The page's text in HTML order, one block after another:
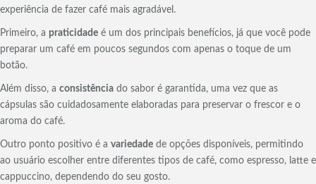
experiência de fazer café mais agradável.
Primeiro, a praticidade é um dos principais benefícios, já que você pode
preparar um café em poucos segundos com apenas o toque de um
botão.
Além disso, a consistência do sabor é garantida, uma vez que as
cápsulas são cuidadosamente elaboradas para preservar o frescor e o
aroma do café.
Outro ponto positivo é a variedade de opções disponíveis, permitindo
ao usuário escolher entre diferentes tipos de café, como espresso, latte e
cappuccino, dependendo do seu gosto.